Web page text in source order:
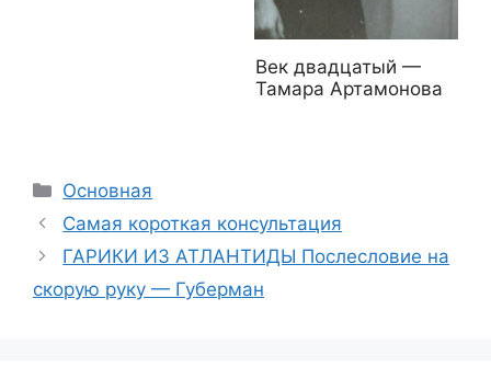
Век двадцатый —
Тамара Артамонова
Рубрики
Основная
Самая короткая консультация
ГАРИКИ ИЗ АТЛАНТИДЫ Послесловие на
скорую руку — Губерман